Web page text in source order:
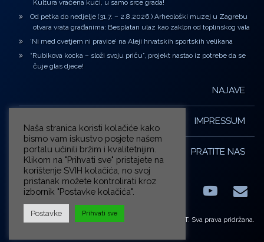
Kultura vraćena kući, u samo srce grada!
Od petka do nedjelje (31.7. – 2.8.2026.) Arheološki muzej u Zagrebu
otvara vrata građanima: Besplatan ulaz kao zaklon od toplinskog vala
‘Ni med cvetjem ni pravice’ na Aleji hrvatskih sportskih velikana
“Rubikova kocka – složi svoju priču”, projekt nastao iz potrebe da se
čuje glas djece!
NAJAVE
IMPRESSUM
PRATITE NAS
FacebookLinkedIn E-
© ZG-KULT. Sva prava pridržana.
Naša stranica koristi kolačiće kako
bismo vam iskustvo posjete našem
portalu učinili bržim i kvalitetnijim.
Klikom na "Prihvati sve" pristajete na
korištenje SVIH kolačića, no svoj
pristanak možete kontrolirati kroz
izbornik "Postavke kolačića".
Postavke Prihvati sve